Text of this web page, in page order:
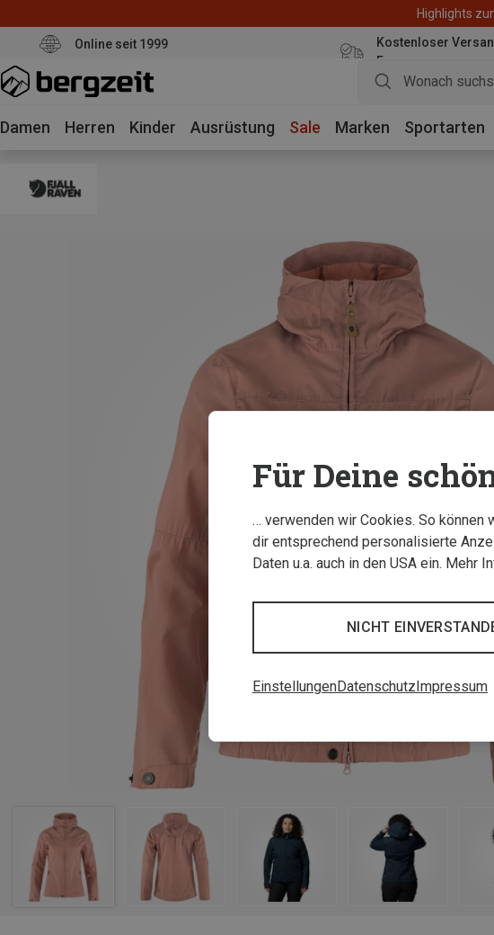
Highlights
Online seit 1999
Kostenloser
Euro
Damen Herren Kinder Ausrüstung Sale Marken Sportarten
Für Deine
… verwenden wir Cookies. So können
dir entsprechend personalisierte
Daten u.a. auch in den USA ein. Mehr
NICHT
EinstellungenDatenschutz Impressum